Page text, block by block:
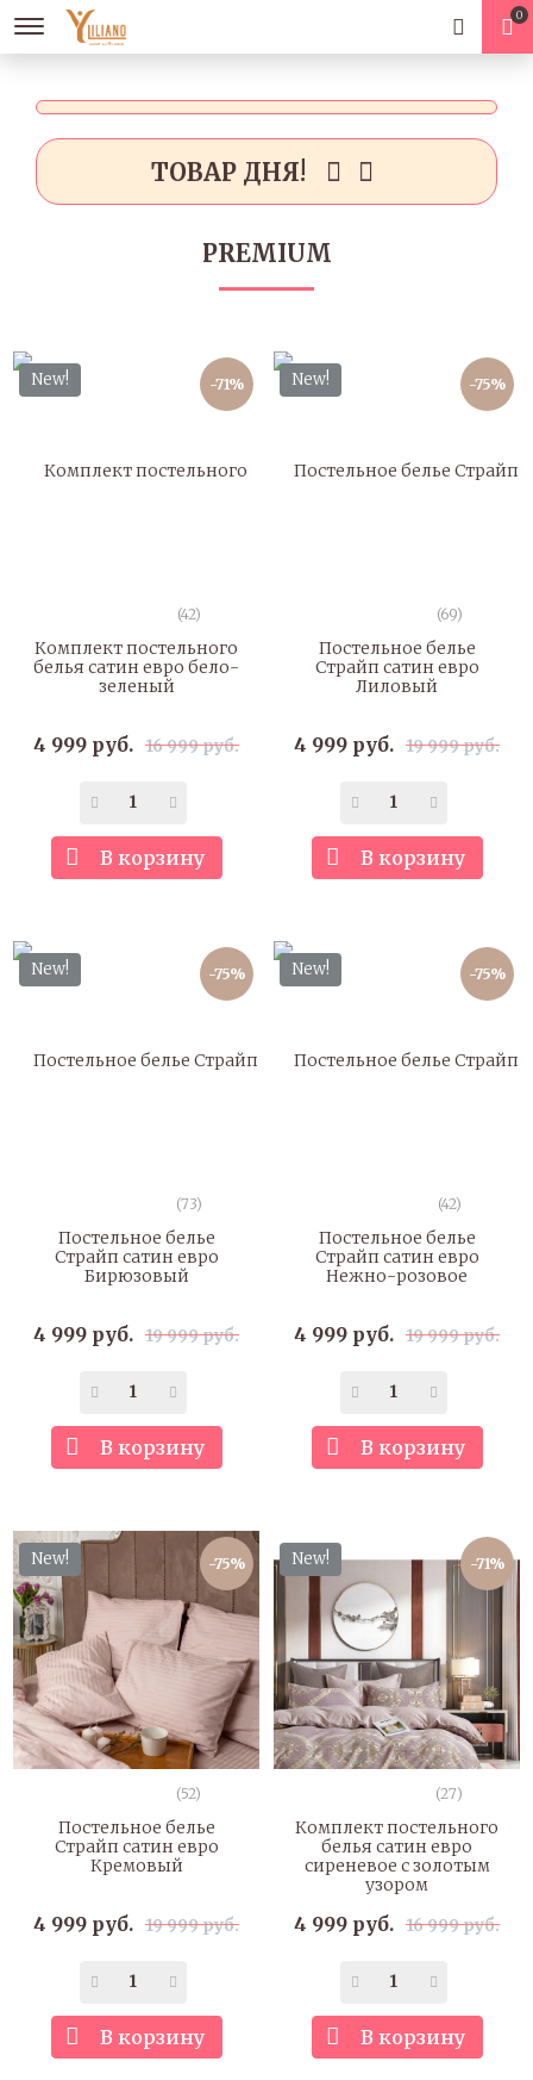
0
ТОВАР ДНЯ!
PREMIUM
New! -71%
(42)
Комплект постельного
белья сатин евро бело-
зеленый
4 999 руб. 16 999 руб.
В корзину
New! -75%
(69)
Постельное белье
Страйп сатин евро
Лиловый
4 999 руб. 19 999 руб.
В корзину
New! -75%
(73)
Постельное белье
Страйп сатин евро
Бирюзовый
4 999 руб. 19 999 руб.
В корзину
New! -75%
(42)
Постельное белье
Страйп сатин евро
Нежно-розовое
4 999 руб. 19 999 руб.
В корзину
New! -75%
(52)
Постельное белье
Страйп сатин евро
Кремовый
4 999 руб. 19 999 руб.
В корзину
New! -71%
(27)
Комплект постельного
белья сатин евро
сиреневое с золотым
узором
4 999 руб. 16 999 руб.
В корзину